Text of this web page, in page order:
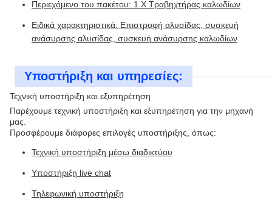
Περιεχόμενο του πακέτου: 1 X Τραβηχτήρας καλωδίων
Ειδικά χαρακτηριστικά: Επιστροφή αλυσίδας, συσκευή
ανάσυρσης αλυσίδας, συσκευή ανάσυρσης καλωδίων
Υποστήριξη και υπηρεσίες:
Τεχνική υποστήριξη και εξυπηρέτηση
Παρέχουμε τεχνική υποστήριξη και εξυπηρέτηση για την μηχανή
μας.
Προσφέρουμε διάφορες επιλογές υποστήριξης, όπως:
Τεχνική υποστήριξη μέσω διαδικτύου
Υποστήριξη live chat
Τηλεφωνική υποστήριξη